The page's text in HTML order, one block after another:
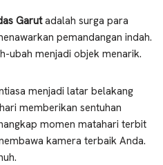
Garutadalah surga para
pemandangan indah.
ubah menjadi objek menarik.
menjadi latar belakang
memberikan sentuhan
momen matahari terbit
kamera terbaik Anda.